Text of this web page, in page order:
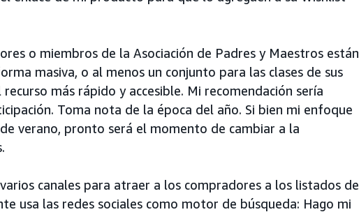
o miembros de la Asociación de Padres y Maestros están
masiva, o al menos un conjunto para las clases de sus
más rápido y accesible. Mi recomendación sería
Toma nota de la época del año. Si bien mi enfoque
verano, pronto será el momento de cambiar a la
canales para atraer a los compradores a los listados de
usa las redes sociales como motor de búsqueda: Hago mi